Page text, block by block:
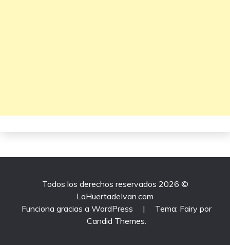
Todos los derechos reservados 2026 ©
LaHuertadeIvan.com
Funciona gracias a WordPress
|
Tema: Fairy por
Candid Themes